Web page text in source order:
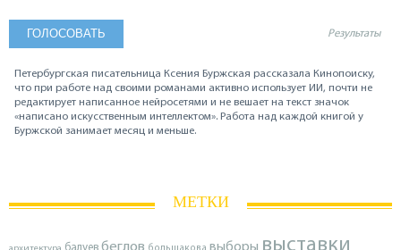
Результаты
Петербургская писательница Ксения Буржская рассказала Кинопоиску,
что при работе над своими романами активно использует ИИ, почти не
редактирует написанное нейросетями и не вешает на текст значок
«написано искусственным интеллектом». Работа над каждой книгой у
Буржской занимает месяц и меньше.
МЕТКИ
балуев выставки